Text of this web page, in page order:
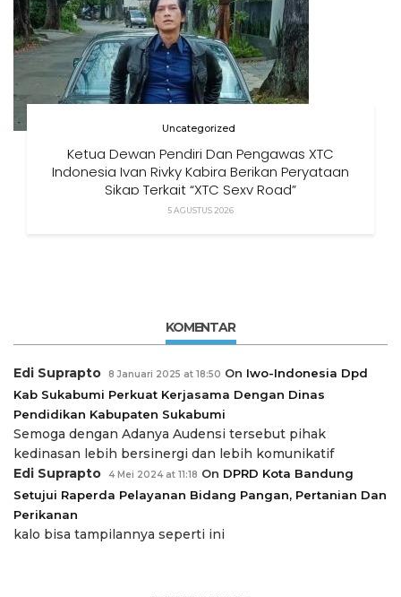
Uncategorized
Ketua Dewan Pendiri Dan Pengawas XTC
Indonesia Ivan Rivky Kabira Berikan Peryataan
Sikap Terkait “XTC Sexy Road”
5 AGUSTUS 2026
KOMENTAR
Edi Suprapto 8 Januari 2025 at 18:50 On Iwo-Indonesia Dpd
Kab Sukabumi Perkuat Kerjasama Dengan Dinas
Pendidikan Kabupaten Sukabumi
Semoga dengan Adanya Audensi tersebut pihak
kedinasan lebih bersinergi dan lebih komunikatif
Edi Suprapto
4 Mei 2024 at 11:18 On DPRD Kota Bandung
Setujui Raperda Pelayanan Bidang Pangan, Pertanian Dan
Perikanan
kalo bisa tampilannya seperti ini